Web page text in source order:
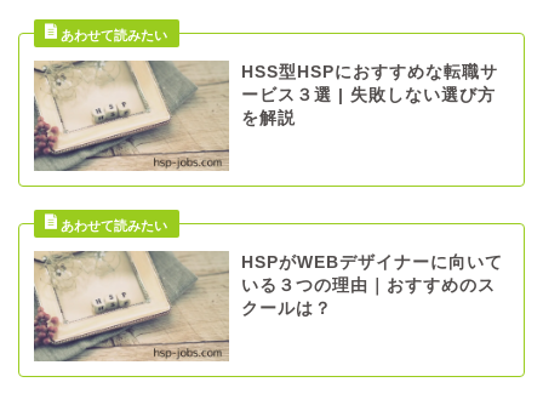
HSS型HSPにおすすめな転職サ
ービス３選 | 失敗しない選び方
を解説
HSPがWEBデザイナーに向いて
いる３つの理由｜おすすめのス
クールは？